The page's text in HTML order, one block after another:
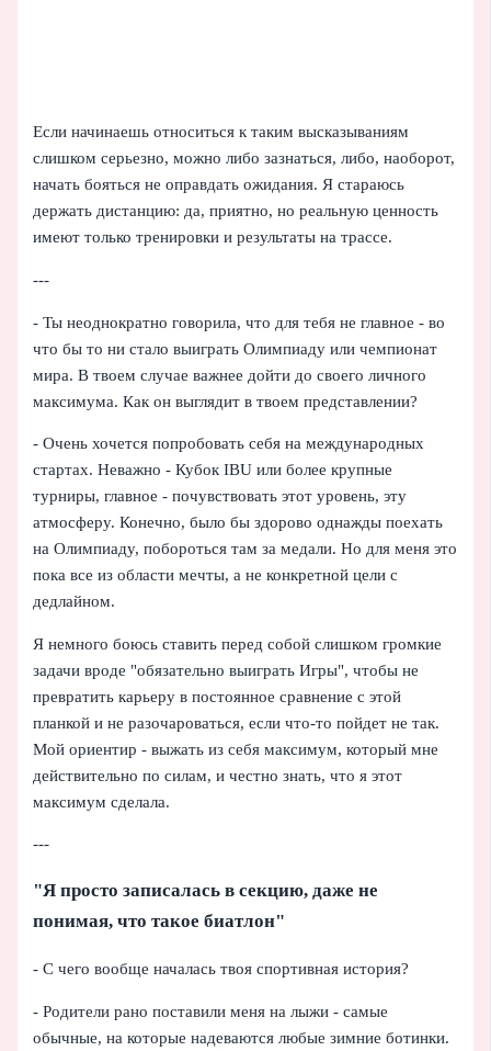
Если начинаешь относиться к таким высказываниям
слишком серьезно, можно либо зазнаться, либо, наоборот,
начать бояться не оправдать ожидания. Я стараюсь
держать дистанцию: да, приятно, но реальную ценность
имеют только тренировки и результаты на трассе.
---
- Ты неоднократно говорила, что для тебя не главное - во
что бы то ни стало выиграть Олимпиаду или чемпионат
мира. В твоем случае важнее дойти до своего личного
максимума. Как он выглядит в твоем представлении?
- Очень хочется попробовать себя на международных
стартах. Неважно - Кубок IBU или более крупные
турниры, главное - почувствовать этот уровень, эту
атмосферу. Конечно, было бы здорово однажды поехать
на Олимпиаду, побороться там за медали. Но для меня это
пока все из области мечты, а не конкретной цели с
дедлайном.
Я немного боюсь ставить перед собой слишком громкие
задачи вроде "обязательно выиграть Игры", чтобы не
превратить карьеру в постоянное сравнение с этой
планкой и не разочароваться, если что‑то пойдет не так.
Мой ориентир - выжать из себя максимум, который мне
действительно по силам, и честно знать, что я этот
максимум сделала.
---
"Я просто записалась в секцию, даже не
понимая, что такое биатлон"
- С чего вообще началась твоя спортивная история?
- Родители рано поставили меня на лыжи - самые
обычные, на которые надеваются любые зимние ботинки.